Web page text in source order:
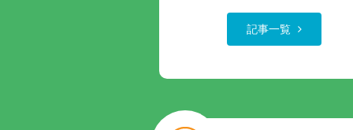
記事一覧